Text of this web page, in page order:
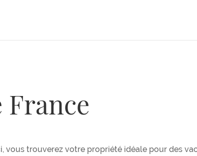
France
vous trouverez votre propriété idéale pour des